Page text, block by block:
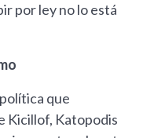
por ley no lo está
que
Kicillof, Katopodis